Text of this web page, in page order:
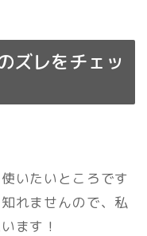
ズレをチェッ
いたいところです
れませんので、私
ます！